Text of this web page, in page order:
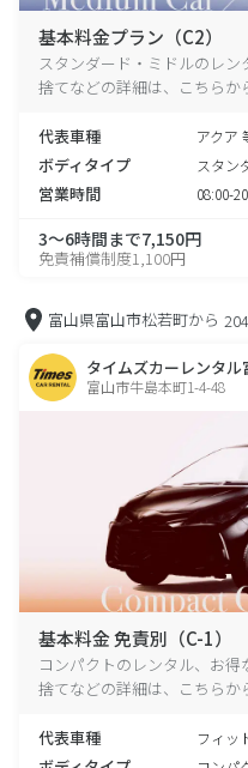
基本料金プラン（C2）
スタンダード・ミドルのレ
捨てなどの詳細は、こちらか
代表車種 アクア
ボディタイプ スタン
営業時間 08:00-
3～6時間まで7,150円
免責補償制度1,100円
富山県富山市松若町から
タイムズカーレンタル
富山市牛島本町1-4-48
基本料金 免責別（C-1）
コンパクトのレンタル、お
捨てなどの詳細は、こちらか
代表車種 フィッ